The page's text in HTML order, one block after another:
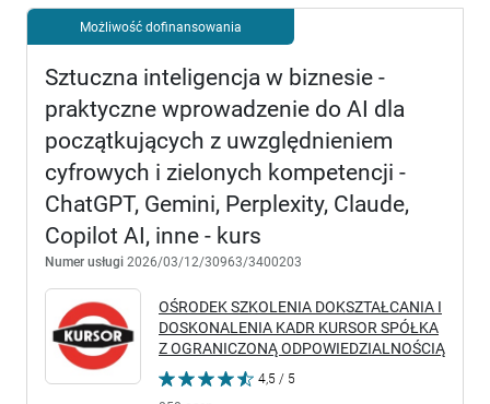
Możliwość dofinansowania
Sztuczna inteligencja w biznesie -
praktyczne wprowadzenie do AI dla
początkujących z uwzględnieniem
cyfrowych i zielonych kompetencji -
ChatGPT, Gemini, Perplexity, Claude,
Copilot AI, inne - kurs
Numer usługi 2026/03/12/30963/3400203
OŚRODEK SZKOLENIA DOKSZTAŁCANIA I
DOSKONALENIA KADR KURSOR SPÓŁKA
Z OGRANICZONĄ ODPOWIEDZIALNOŚCIĄ
4,5 / 5